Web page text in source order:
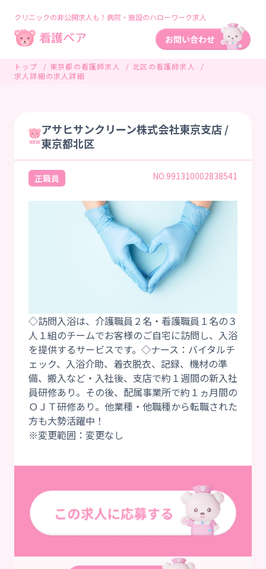
クリニックの非公開求人も！病院・施設のハローワーク求人
トップ 東京都の看護師求人
北区の看護師求人
求人詳細の求人詳細
アサヒサンクリーン株式会社東京支店 /
東京都北区
正職員 NO.991310002838541
◇訪問入浴は、介護職員２名・看護職員１名の３
人１組のチームでお客様のご自宅に訪問し、入浴
を提供するサービスです。◇ナース：バイタルチ
ェック、入浴介助、着衣脱衣、記録、機材の準
備、搬入など・入社後、支店で約１週間の新入社
員研修あり。その後、配属事業所で約１ヵ月間の
ＯＪＴ研修あり。他業種・他職種から転職された
方も大勢活躍中！